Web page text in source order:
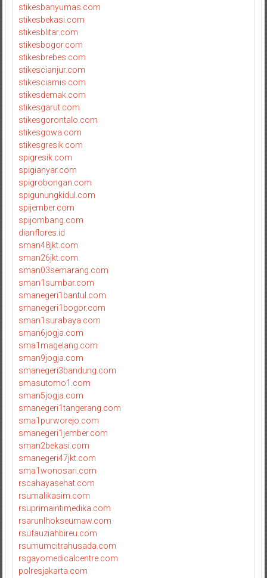
stikesbanyumas.com
stikesbekasi.com
stikesblitar.com
stikesbogor.com
stikesbrebes.com
stikescianjur.com
stikesciamis.com
stikesdemak.com
stikesgarut.com
stikesgorontalo.com
stikesgowa.com
stikesgresik.com
spigresik.com
spigianyar.com
spigrobongan.com
spigunungkidul.com
spijember.com
spijombang.com
dianflores.id
sman48jkt.com
sman26jkt.com
sman03semarang.com
sman1sumbar.com
smanegeri1bantul.com
smanegeri1bogor.com
sman1surabaya.com
sman6jogja.com
sma1magelang.com
sman9jogja.com
smanegeri3bandung.com
smasutomo1.com
sman5jogja.com
smanegeri1tangerang.com
sma1purworejo.com
smanegeri1jember.com
sman2bekasi.com
smanegeri47jkt.com
sma1wonosari.com
rscahayasehat.com
rsumalikasim.com
rsuprimaintimedika.com
rsarunlhokseumaw.com
rsufauziahbireu.com
rsumumcitrahusada.com
rsgayomedicalcentre.com
polresjakarta.com